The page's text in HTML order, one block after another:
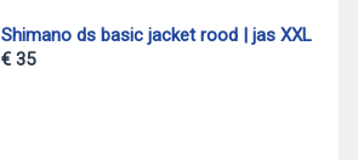
Shimano ds basic jacket rood | jas XXL
€ 35